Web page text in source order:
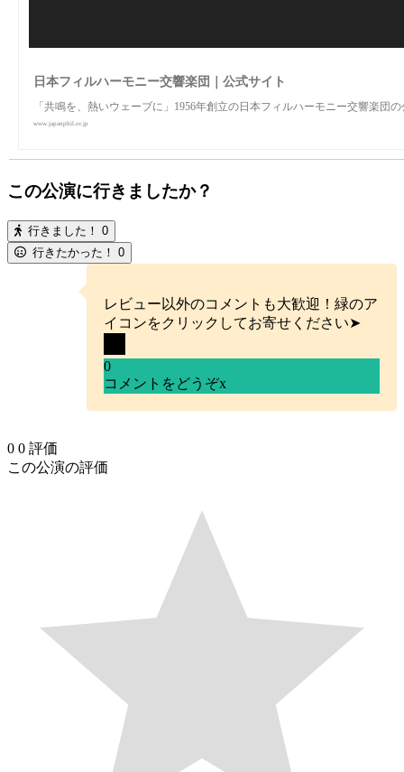
日本フィルハーモニー交響楽団｜公式サイト
「共鳴を、熱いウェーブに」1956年創立の日本フィルハーモニー交響楽
www.japanphil.or.jp
この公演に行きましたか？
行きました！ 0
行きたかった！ 0
レビュー以外のコメントも大歓迎！緑のア
イコンをクリックしてお寄せください➤
0
コメントをどうぞx
0 0 評価
この公演の評価